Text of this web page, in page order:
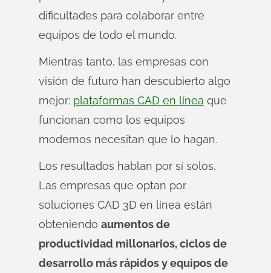
dificultades para colaborar entre
equipos de todo el mundo.
Mientras tanto, las empresas con
visión de futuro han descubierto algo
mejor: plataformas CAD en línea que
funcionan como los equipos
modernos necesitan que lo hagan.
Los resultados hablan por sí solos.
Las empresas que optan por
soluciones CAD 3D en línea están
obteniendo aumentos de
productividad millonarios, ciclos de
desarrollo más rápidos y equipos de